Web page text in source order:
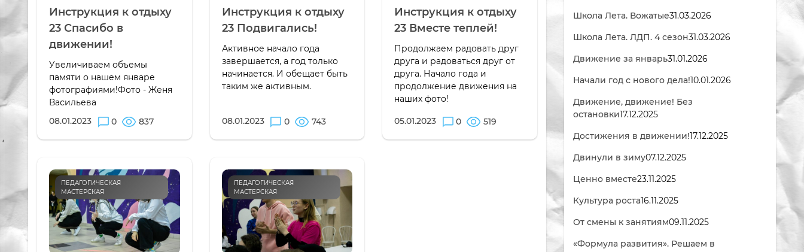
Инструкция к отдыху
23 Спасибо в
движении!
Увеличиваем объемы
памяти о нашем январе
фотографиями!Фото - Женя
Васильева
08.01.2023
0 837
Инструкция к отдыху
23 Подвигались!
Активное начало года
завершается, а год только
начинается. И обещает быть
таким же активным.
08.01.2023 0 743
Инструкция к отдыху
23 Вместе теплей!
Продолжаем радовать друг
друга и радоваться друг от
друга. Начало года и
продолжение движения на
наших фото!
05.01.2023 0 519
ПЕДАГОГИЧЕСКАЯ
МАСТЕРСКАЯ
ПЕДАГОГИЧЕСКАЯ
МАСТЕРСКАЯ
Школа Лета. Вожатые31.03.2026
Школа Лета. ЛДП. 4 сезон31.03.2026
Движение за январь31.01.2026
Начали год с нового дела!10.01.2026
Движение, движение! Без
остановки17.12.2025
Достижения в движении!17.12.2025
Двинули в зиму07.12.2025
Ценно вместе23.11.2025
Культура роста16.11.2025
От смены к занятиям09.11.2025
«Формула развития». Решаем в